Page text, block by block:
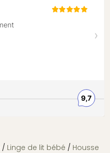
/ Linge de lit bébé / Housse